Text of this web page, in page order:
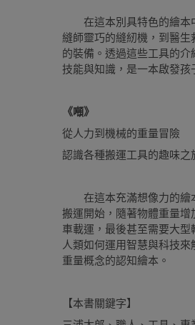
在這本別具特色的繪本中
縫師靈巧的縫紉機，到醫生
的裝備。透過這些工具的介
技能與知識，是一本啟發
《噸》
從人力到機械的重量冒險
認識各種搬運工具的趣味之
在這本充滿想像力的繪本
搬運開始，隨著物體重量
車載運，最後甚至需要大
人類如何運用智慧與科技
重量概念的認知繪本。
【本書關鍵字】